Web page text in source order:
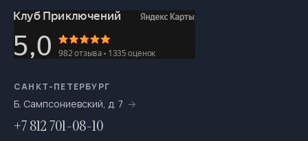
САНКТ-ПЕТЕРБУРГ
Б. Сампсониевский, д. 7
+7 812 701-08-10